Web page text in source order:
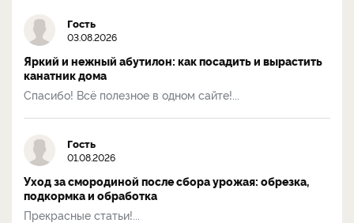
Гость
03.08.2026
Яркий и нежный абутилон: как посадить и вырастить
канатник дома
Спасибо! Всё полезное в одном сайте!...
Гость
01.08.2026
Уход за смородиной после сбора урожая: обрезка,
подкормка и обработка
Прекрасные статьи!...